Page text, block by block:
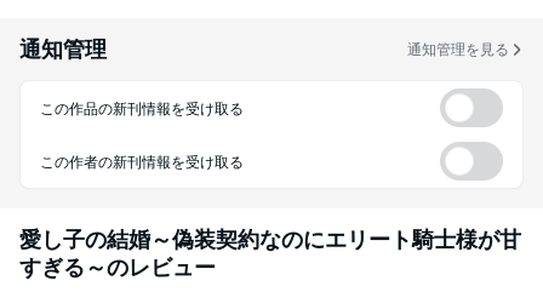
通知管理 通知管理を見る
この作品の新刊情報を受け取る
この作者の新刊情報を受け取る
愛し子の結婚～偽装契約なのにエリート騎士様が甘
すぎる～のレビュー